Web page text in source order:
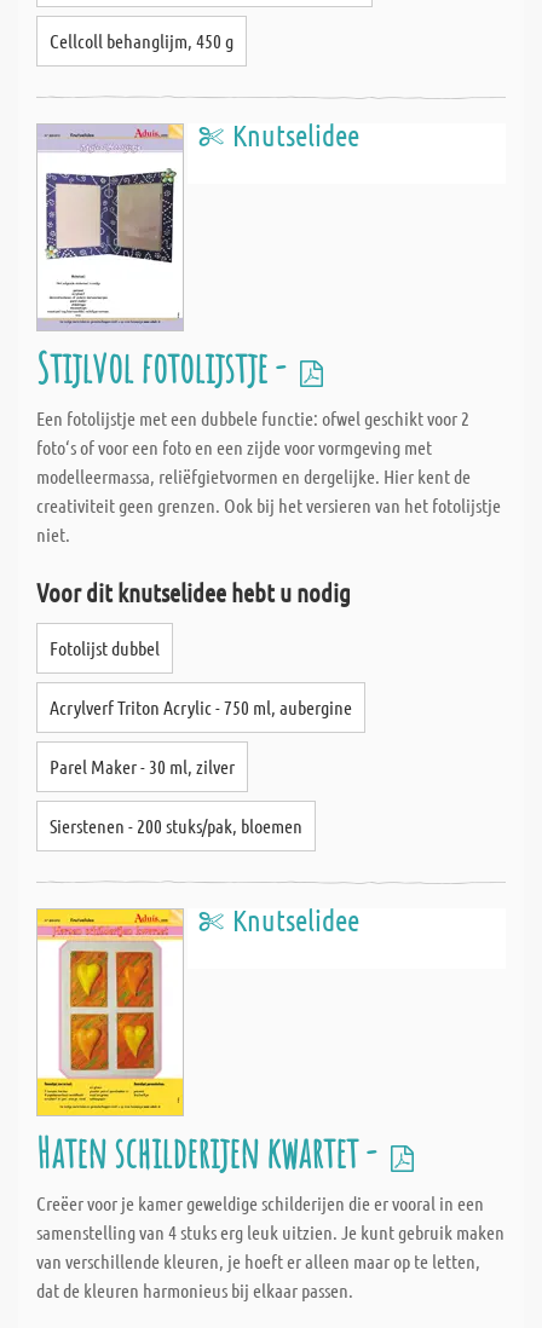
Cellcoll behanglijm, 450 g
Knutselidee
Stijlvol fotolijstje -
Een fotolijstje met een dubbele functie: ofwel geschikt voor 2
foto‘s of voor een foto en een zijde voor vormgeving met
modelleermassa, reliëfgietvormen en dergelijke. Hier kent de
creativiteit geen grenzen. Ook bij het versieren van het fotolijstje
niet.
Voor dit knutselidee hebt u nodig
Fotolijst dubbel
Acrylverf Triton Acrylic - 750 ml, aubergine
Parel Maker - 30 ml, zilver
Sierstenen - 200 stuks/pak, bloemen
Knutselidee
Haten schilderijen kwartet -
Creëer voor je kamer geweldige schilderijen die er vooral in een
samenstelling van 4 stuks erg leuk uitzien. Je kunt gebruik maken
van verschillende kleuren, je hoeft er alleen maar op te letten,
dat de kleuren harmonieus bij elkaar passen.